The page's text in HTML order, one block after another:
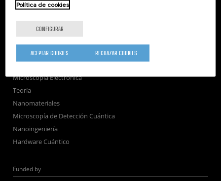
Nanoóptica
Autoensamblado
Nanobiosistemas
Microscopía Electrónica
Teoría
Nanomateriales
Microscopía de Detección Cuántica
Nanoingeniería
Hardware Cuántico
Funded by
Política de cookies
CONFIGURAR
RECHAZAR COOKIES
ACEPTAR COOKIES